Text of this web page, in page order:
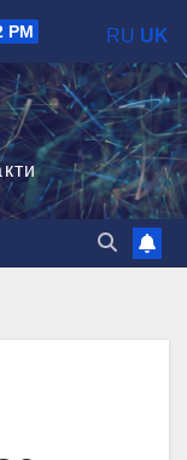
PM RU UK